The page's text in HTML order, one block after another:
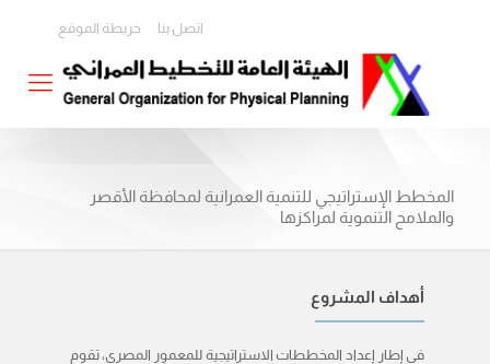
اتصل بنا خريطة الموقع
المخطط الإستراتيجي للتنمية العمرانية لمحافظة الأقصر
والملامح التنموية لمراكزها
أهداف المشروع
في إطار إعداد المخططات الاستراتيجية للمعمور المصري، تقوم